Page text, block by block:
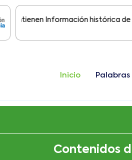
Información histórica de
Inicio
Contenidos